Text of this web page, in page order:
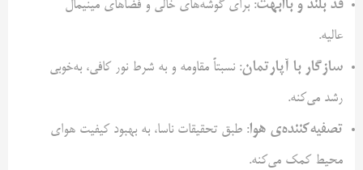
قد بلند و باابهت: برای گوشه‌های خالی و فضاهای مینیمال
عالیه.
سازگار با آپارتمان: نسبتاً مقاومه و به شرط نور کافی، به‌خوبی
رشد می‌کنه.
تصفیه‌کننده‌ی هوا: طبق تحقیقات ناسا، به بهبود کیفیت هوای
محیط کمک می‌کنه.